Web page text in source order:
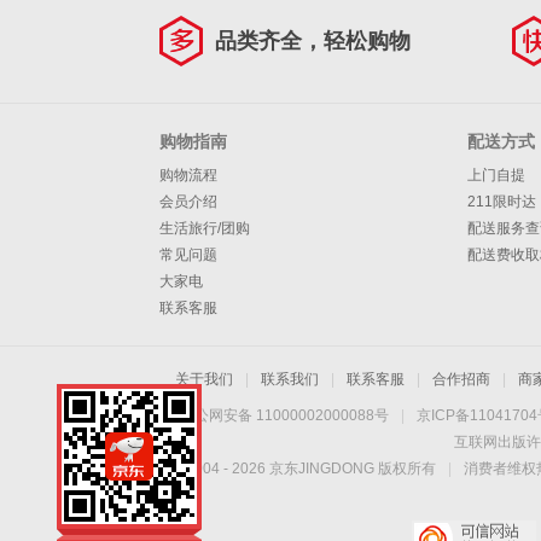
品类齐全，轻松购物
购物指南
购物流程
会员介绍
生活旅行/团购
常见问题
大家电
联系客服
配送方式
上门自提
211限时达
配送服务
配送费收
关于我们 联系我们 联系客服 合作招商 商
京公网安备 11000002000088号
京ICP备11041704
互联网出版
Copyright © 2004 - 2026 京东JINGDONG 版权所有 消费者维
手机扫一扫，劲爆优